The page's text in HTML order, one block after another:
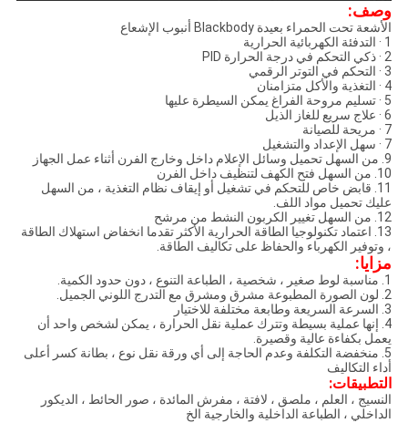
وصف:
الأشعة تحت الحمراء بعيدة Blackbody أنبوب الإشعاع
1 · التدفئة الكهربائية الحرارية
2 · ذكي التحكم في درجة الحرارة PID
3 · التحكم في التوتر الرقمي
4 · التغذية والأكل متزامنان
5 · تسليم مروحة الفراغ يمكن السيطرة عليها
6 · علاج سريع للغاز الذيل
7 · مريحة للصيانة
7 · سهل الإعداد والتشغيل
9. من السهل تحميل وسائل الإعلام داخل وخارج الفرن أثناء عمل الجهاز
10. من السهل فتح الكهف لتنظيف داخل الفرن
11. قابض خاص للتحكم في تشغيل أو إيقاف نظام التغذية ، من السهل
عليك تحميل مواد اللف.
12. من السهل تغيير الكربون النشط من مرشح
13. اعتماد تكنولوجيا الطاقة الحرارية الأكثر تقدما انخفاض استهلاك الطاقة
، وتوفير الكهرباء والحفاظ على تكاليف الطاقة.
مزايا:
1. مناسبة لوط صغير ، شخصية ، الطباعة التنوع ، دون حدود الكمية.
2. لون الصورة المطبوعة مشرق ومشرق مع التدرج اللوني الجميل.
3. السرعة السريعة وطابعة مختلفة للاختيار
4. إنها عملية بسيطة وتترك عملية نقل الحرارة ، يمكن لشخص واحد أن
يعمل بكفاءة عالية وقصيرة.
5. منخفضة التكلفة وعدم الحاجة إلى أي ورقة نقل نوع ، بطانة كسر أعلى
أداء التكاليف
التطبيقات:
النسيج ، العلم ، ملصق ، لافتة ، مفرش المائدة ، صور الحائط ، الديكور
الداخلي ، الطباعة الداخلية والخارجية الخ